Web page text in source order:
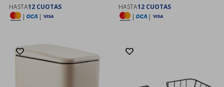
HASTA12 CUOTAS
|
|
HASTA12 CUOTAS
|
|